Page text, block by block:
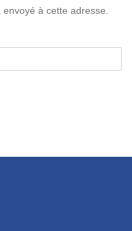
à cette adresse.